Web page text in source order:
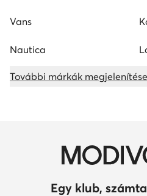
Vans
Nautica
További márkák megjelenítése
Egy klub,